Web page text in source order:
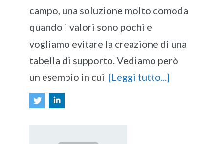
campo, una soluzione molto comoda
quando i valori sono pochi e
vogliamo evitare la creazione di una
tabella di supporto. Vediamo però
un esempio in cui [Leggi tutto...]